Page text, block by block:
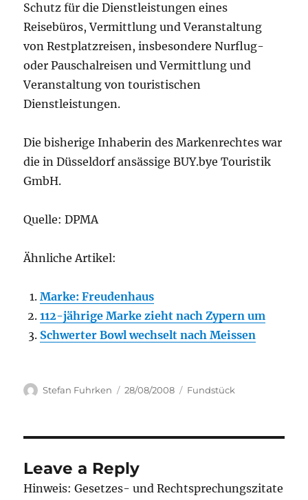
Schutz für die Dienstleistungen eines
Reisebüros, Vermittlung und Veranstaltung
von Restplatzreisen, insbesondere Nurflug-
oder Pauschalreisen und Vermittlung und
Veranstaltung von touristischen
Dienstleistungen.
Die bisherige Inhaberin des Markenrechtes war
die in Düsseldorf ansässige BUY.bye Touristik
GmbH.
Quelle: DPMA
Ähnliche Artikel:
Marke: Freudenhaus
112-jährige Marke zieht nach Zypern um
Schwerter Bowl wechselt nach Meissen
Author
Stefan Fuhrken
Posted
28/08/2008 Categories
Fundstück
Leave a Reply
Hinweis: Gesetzes- und Rechtsprechungszitate